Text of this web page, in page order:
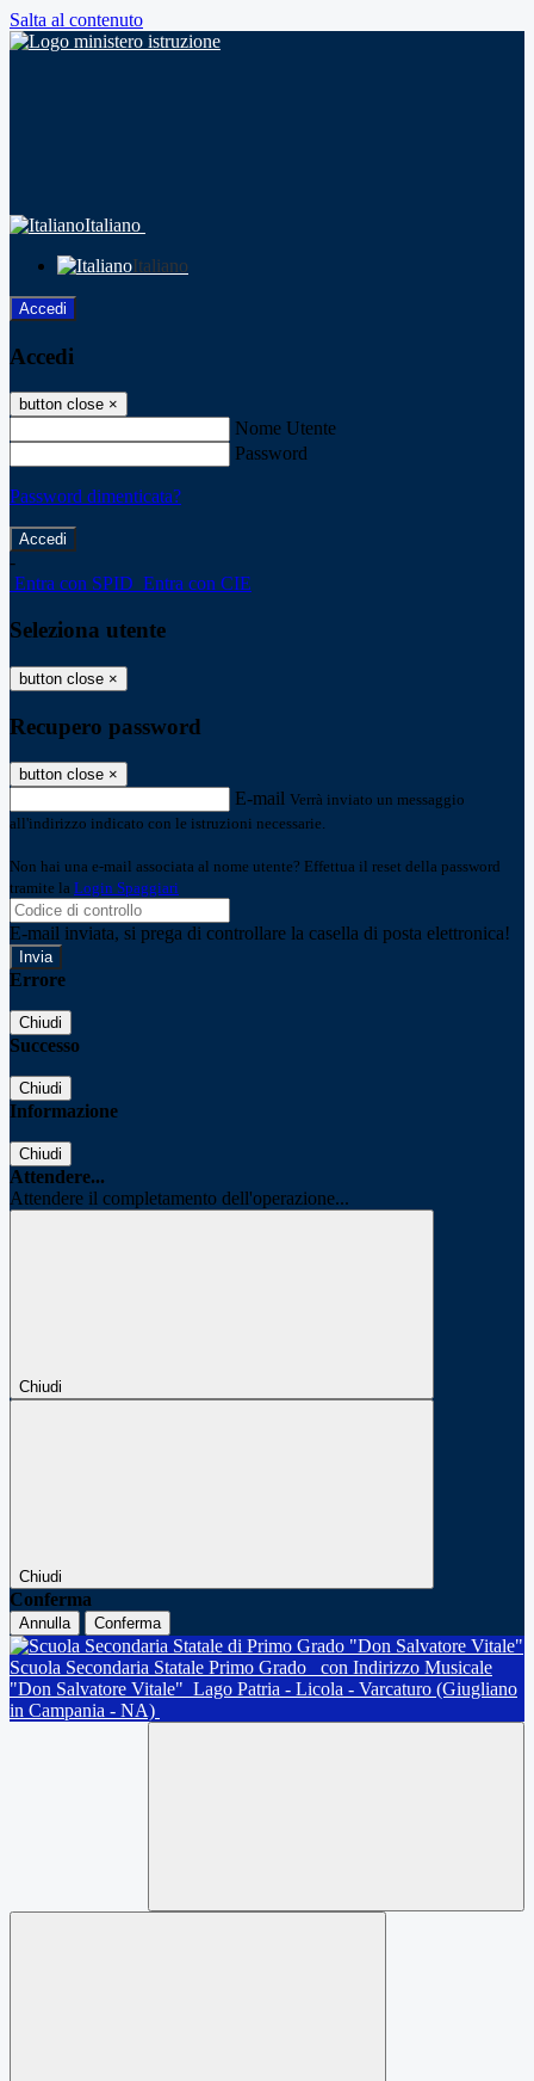
Salta al contenuto
Italiano
Italiano
Accedi
Accedi
button close ×
Nome Utente
Password
Password dimenticata?
-
Entra con SPID Entra con CIE
Seleziona utente
button close ×
Recupero password
button close ×
E-mail Verrà inviato un messaggio
all'indirizzo indicato con le istruzioni necessarie.
Non hai una e-mail associata al nome utente? Effettua il reset della password
tramite la Login Spaggiari
E-mail inviata, si prega di controllare la casella di posta elettronica!
Errore
Chiudi
Successo
Chiudi
Informazione
Chiudi
Attendere...
Attendere il completamento dell'operazione...
Chiudi
Chiudi
Conferma
Annulla Conferma
Scuola Secondaria Statale Primo Grado
con Indirizzo Musicale
"Don Salvatore Vitale" Lago Patria - Licola - Varcaturo (Giugliano
in Campania - NA)